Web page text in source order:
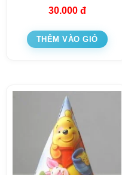
30.000 đ
THÊM VÀO GIỎ